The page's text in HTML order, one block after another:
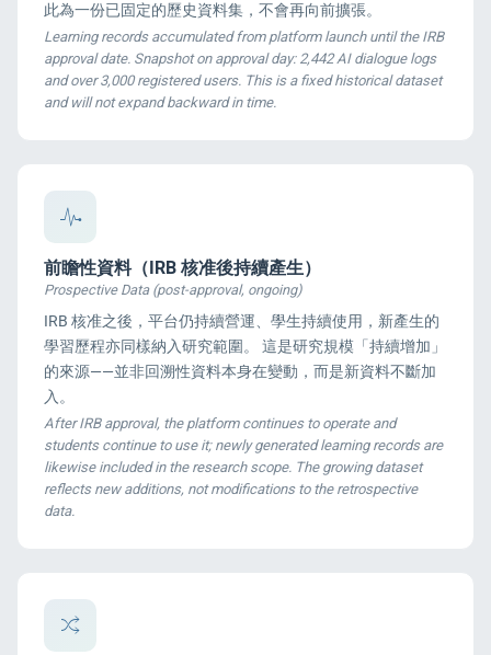
此為一份已固定的歷史資料集，不會再向前擴張。
Learning records accumulated from platform launch until the IRB
approval date. Snapshot on approval day: 2,442 AI dialogue logs
and over 3,000 registered users. This is a fixed historical dataset
and will not expand backward in time.
前瞻性資料（IRB 核准後持續產生）
Prospective Data (post-approval, ongoing)
IRB 核准之後，平台仍持續營運、學生持續使用，新產生的
學習歷程亦同樣納入研究範圍。 這是研究規模「持續增加」
的來源——並非回溯性資料本身在變動，而是新資料不斷加
入。
After IRB approval, the platform continues to operate and
students continue to use it; newly generated learning records are
likewise included in the research scope. The growing dataset
reflects new additions, not modifications to the retrospective
data.